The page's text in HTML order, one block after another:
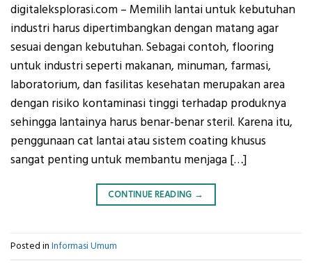
digitaleksplorasi.com – Memilih lantai untuk kebutuhan
industri harus dipertimbangkan dengan matang agar
sesuai dengan kebutuhan. Sebagai contoh, flooring
untuk industri seperti makanan, minuman, farmasi,
laboratorium, dan fasilitas kesehatan merupakan area
dengan risiko kontaminasi tinggi terhadap produknya
sehingga lantainya harus benar-benar steril. Karena itu,
penggunaan cat lantai atau sistem coating khusus
sangat penting untuk membantu menjaga […]
CONTINUE READING →
Posted in Informasi Umum